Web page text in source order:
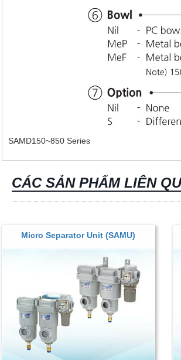
SAMD150~850 Series
CÁC SẢN PHẨM LIÊN
Micro Separator Unit (SAMU)